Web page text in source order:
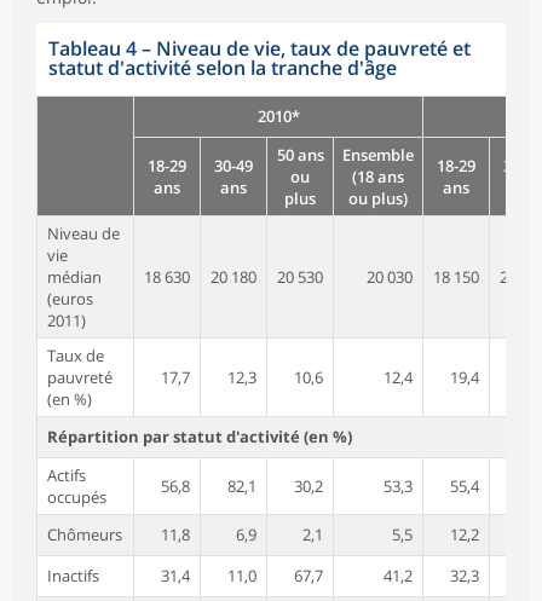
Tableau 4– Niveau de vie, taux de pauvreté et
statut d'activité selon la tranche d'âge
2010*
18-29
ans
30-49
ans
50 ans
ou
plus
Ensemble
(18 ans
ou plus)
18-29
ans
30-49
Niveau de
vie
médian
(euros
2011)
18 630 20 180 20 530 20 030 18 150 20
Taux de
pauvreté
(en %)
17,7 12,3 10,6 12,4 19,4
Répartition par statut d'activité (en %)
Actifs
occupés
56,8 82,1 30,2 53,3 55,4
Chômeurs 11,8 6,9 2,1 5,5 12,2
Inactifs
31,4 11,0 67,7 41,2 32,3